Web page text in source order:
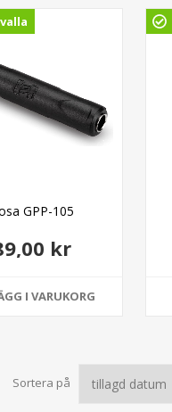
GPP-105
kr
I VARUKORG
Sortera på